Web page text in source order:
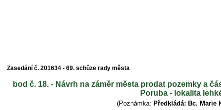
Zasedání č. 201634 - 69. schůze rady města
bod č. 18. - Návrh na záměr města prodat pozemky a
Poruba - lokalita
(Poznámka: Předkládá: Bc.